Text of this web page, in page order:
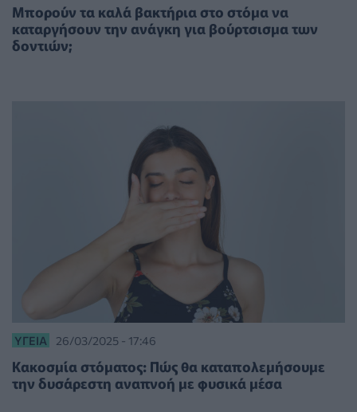
Μπορούν τα καλά βακτήρια στο στόμα να
καταργήσουν την ανάγκη για βούρτσισμα των
δοντιών;
ΥΓΕΊΑ 26/03/2025 - 17:46
Κακοσμία στόματος: Πώς θα καταπολεμήσουμε
την δυσάρεστη αναπνοή με φυσικά μέσα